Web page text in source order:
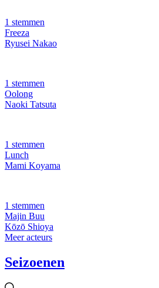
1 stemmen
Freeza
Ryusei Nakao
1 stemmen
Oolong
Naoki Tatsuta
1 stemmen
Lunch
Mami Koyama
1 stemmen
Majin Buu
Kōzō Shioya
Meer acteurs
Seizoenen